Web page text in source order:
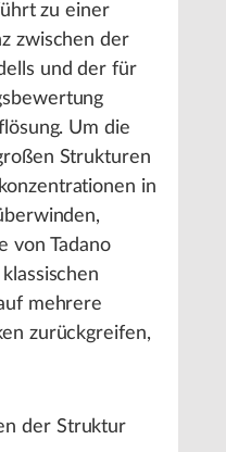
zu einer
zwischen der
und der für
Um die
Strukturen
in
von Tadano
mehrere
zurückgreifen,
der Struktur